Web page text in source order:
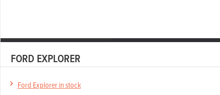
FORD EXPLORER
Ford Explorer in stock